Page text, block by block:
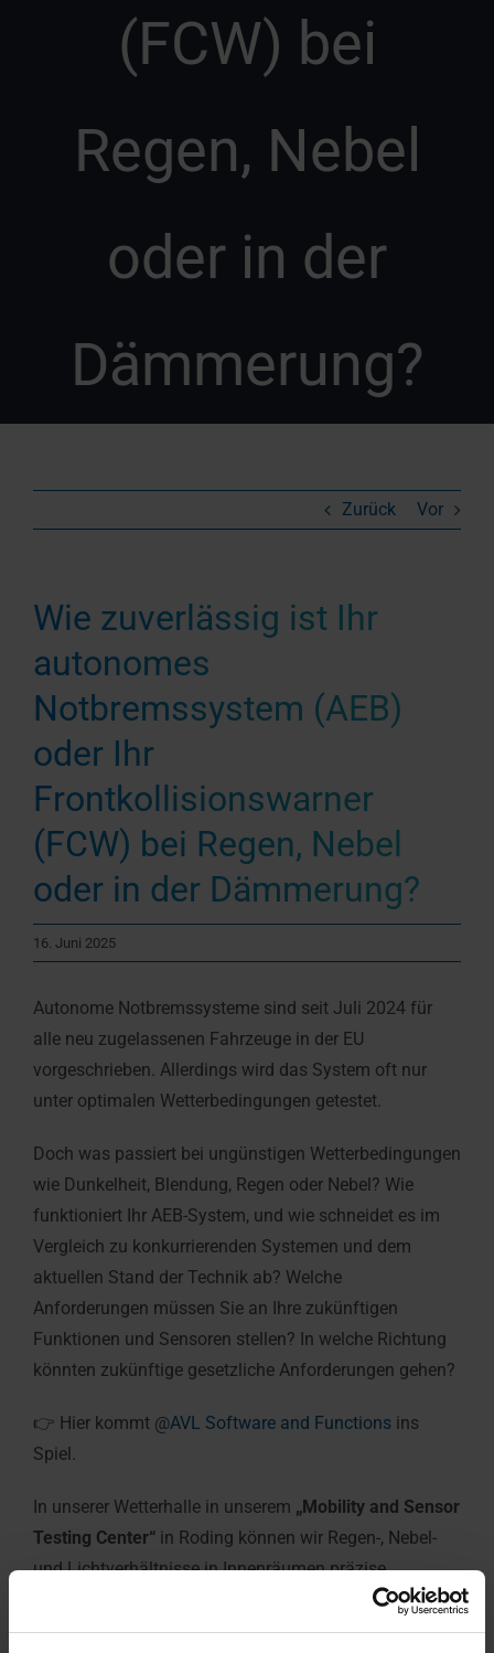
(FCW) bei
Regen, Nebel
oder in der
Dämmerung?
Zurück Vor
Wie zuverlässig ist Ihr
autonomes
Notbremssystem (AEB)
oder Ihr
Frontkollisionswarner
(FCW) bei Regen, Nebel
oder in der Dämmerung?
16. Juni 2025
Autonome Notbremssysteme sind seit Juli 2024 für
alle neu zugelassenen Fahrzeuge in der EU
vorgeschrieben. Allerdings wird das System oft nur
unter optimalen Wetterbedingungen getestet.
Doch was passiert bei ungünstigen Wetterbedingungen
wie Dunkelheit, Blendung, Regen oder Nebel? Wie
funktioniert Ihr AEB-System, und wie schneidet es im
Vergleich zu konkurrierenden Systemen und dem
aktuellen Stand der Technik ab? Welche
Anforderungen müssen Sie an Ihre zukünftigen
Funktionen und Sensoren stellen? In welche Richtung
könnten zukünftige gesetzliche Anforderungen gehen?
👉 Hier kommt @AVL Software and Functions ins
Spiel.
In unserer Wetterhalle in unserem „Mobility and Sensor
Testing Center“ in Roding können wir Regen-, Nebel-
und Lichtverhältnisse in Innenräumen präzise
einstellen, um die Grenzen von AEB- und FCW-
Systemen systematisch, zeit- und kosteneffizient und